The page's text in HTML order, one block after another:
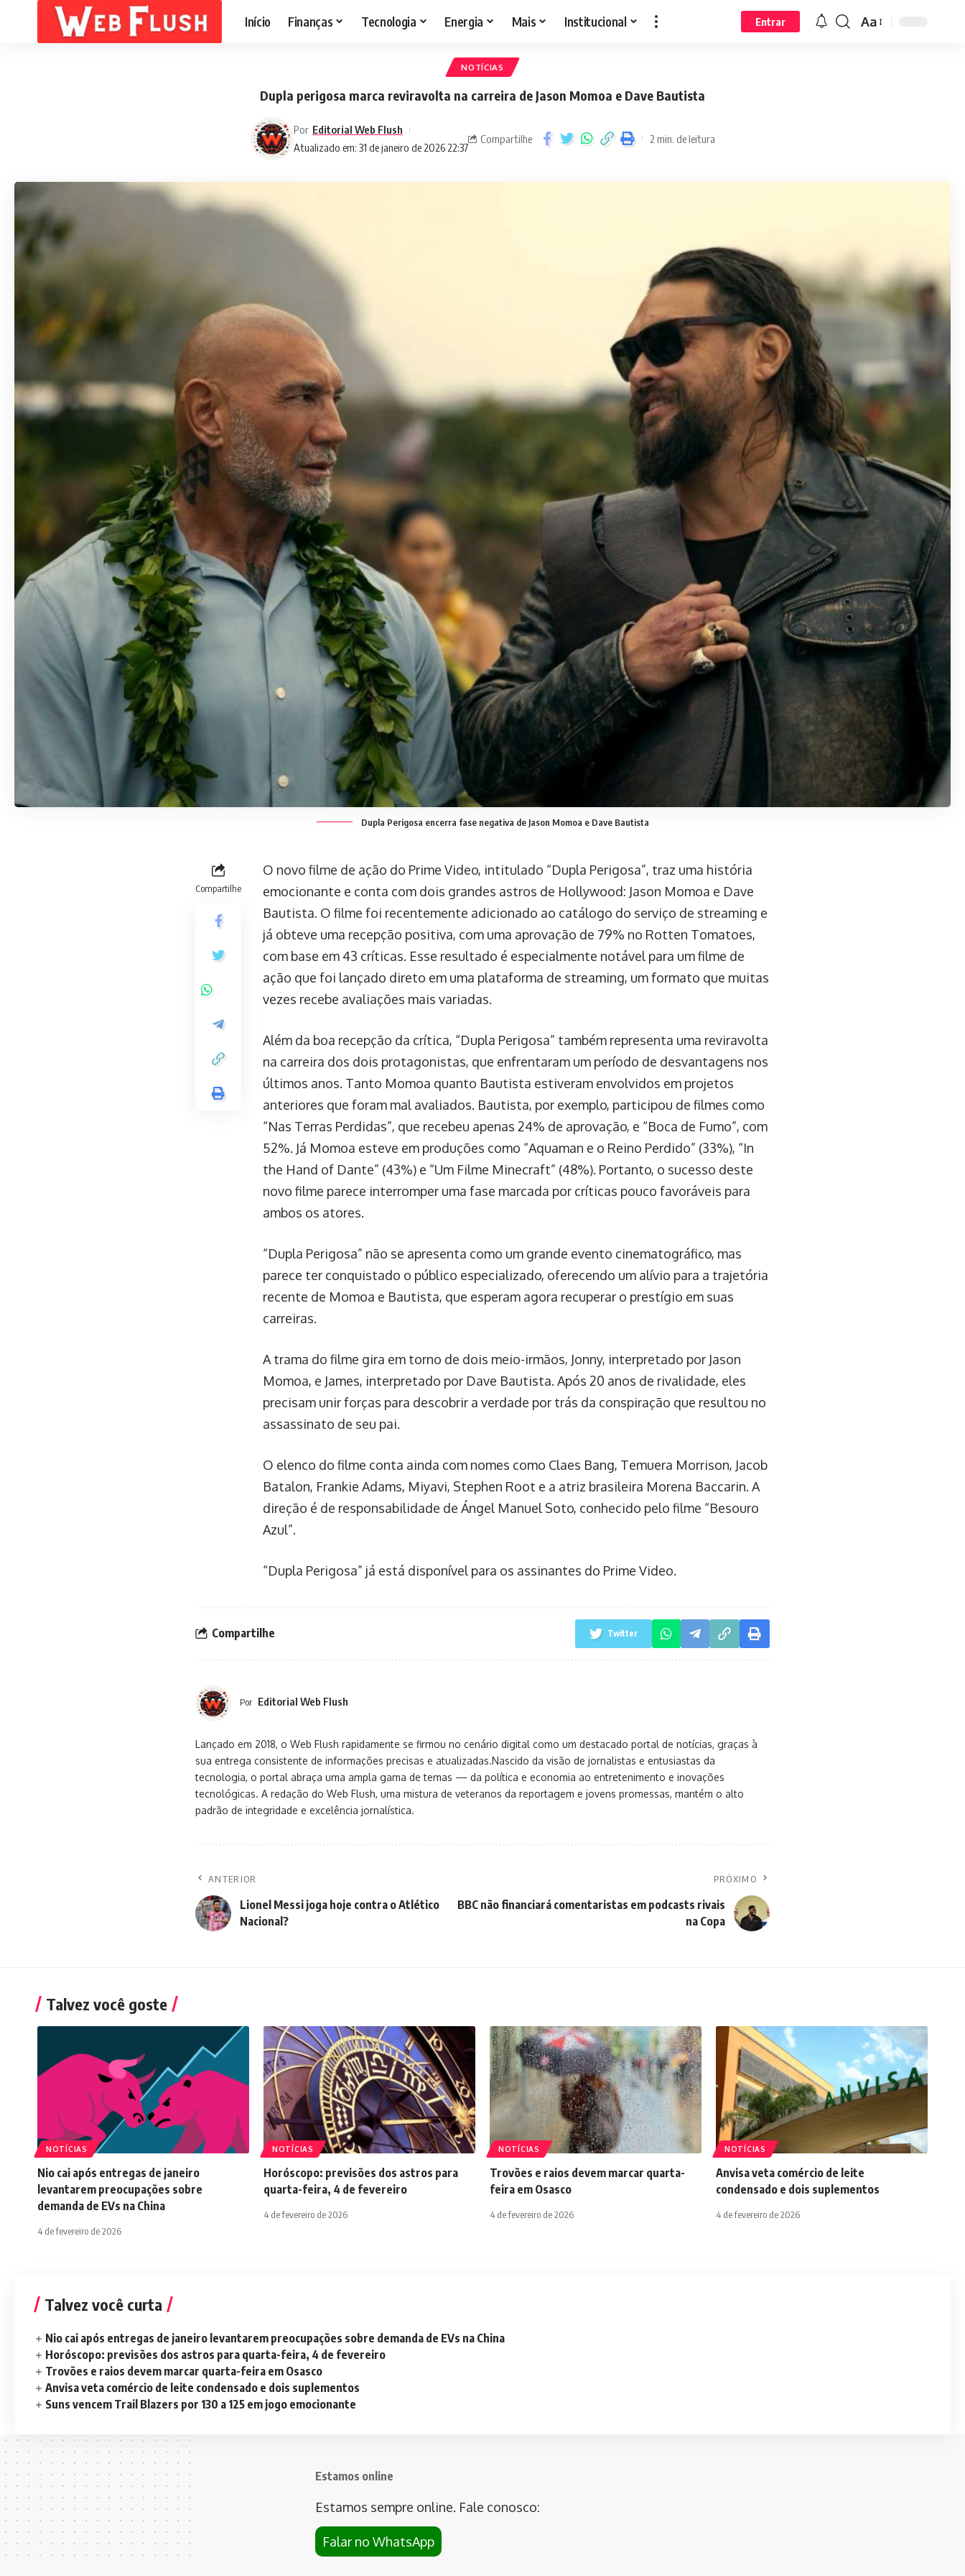
Início Finanças Tecnologia Energia Mais Institucional Entrar Aa
NOTÍCIAS
Dupla perigosa marca reviravolta na carreira de Jason Momoa e Dave Bautista
Atualizado em: 31 de janeiro de 2026 22:37
Por Editorial Web Flush
Compartilhe 2 min. de leitura
Dupla Perigosa encerra fase negativa de Jason Momoa e Dave Bautista
Compartilhe
O novo filme de ação do Prime Video, intitulado “Dupla Perigosa”, traz uma história
emocionante e conta com dois grandes astros de Hollywood: Jason Momoa e Dave
Bautista. O filme foi recentemente adicionado ao catálogo do serviço de streaming e
já obteve uma recepção positiva, com uma aprovação de 79% no Rotten Tomatoes,
com base em 43 críticas. Esse resultado é especialmente notável para um filme de
ação que foi lançado direto em uma plataforma de streaming, um formato que muitas
vezes recebe avaliações mais variadas.
Além da boa recepção da crítica, “Dupla Perigosa” também representa uma reviravolta
na carreira dos dois protagonistas, que enfrentaram um período de desvantagens nos
últimos anos. Tanto Momoa quanto Bautista estiveram envolvidos em projetos
anteriores que foram mal avaliados. Bautista, por exemplo, participou de filmes como
“Nas Terras Perdidas”, que recebeu apenas 24% de aprovação, e “Boca de Fumo”, com
52%. Já Momoa esteve em produções como “Aquaman e o Reino Perdido” (33%), “In
the Hand of Dante” (43%) e “Um Filme Minecraft” (48%). Portanto, o sucesso deste
novo filme parece interromper uma fase marcada por críticas pouco favoráveis para
ambos os atores.
“Dupla Perigosa” não se apresenta como um grande evento cinematográfico, mas
parece ter conquistado o público especializado, oferecendo um alívio para a trajetória
recente de Momoa e Bautista, que esperam agora recuperar o prestígio em suas
carreiras.
A trama do filme gira em torno de dois meio-irmãos, Jonny, interpretado por Jason
Momoa, e James, interpretado por Dave Bautista. Após 20 anos de rivalidade, eles
precisam unir forças para descobrir a verdade por trás da conspiração que resultou no
assassinato de seu pai.
O elenco do filme conta ainda com nomes como Claes Bang, Temuera Morrison, Jacob
Batalon, Frankie Adams, Miyavi, Stephen Root e a atriz brasileira Morena Baccarin. A
direção é de responsabilidade de Ángel Manuel Soto, conhecido pelo filme “Besouro
Azul”.
“Dupla Perigosa” já está disponível para os assinantes do Prime Video.
Compartilhe Twitter
Por Editorial Web Flush
Lançado em 2018, o Web Flush rapidamente se firmou no cenário digital como um destacado portal de notícias, graças à
sua entrega consistente de informações precisas e atualizadas.Nascido da visão de jornalistas e entusiastas da
tecnologia, o portal abraça uma ampla gama de temas — da política e economia ao entretenimento e inovações
tecnológicas. A redação do Web Flush, uma mistura de veteranos da reportagem e jovens promessas, mantém o alto
padrão de integridade e excelência jornalística.
ANTERIOR
Lionel Messi joga hoje contra o Atlético
Nacional?
PRÓXIMO
BBC não financiará comentaristas em podcasts rivais
na Copa
Talvez você goste
NOTÍCIAS
Nio cai após entregas de janeiro
levantarem preocupações sobre
demanda de EVs na China
4 de fevereiro de 2026
NOTÍCIAS
Horóscopo: previsões dos astros para
quarta-feira, 4 de fevereiro
4 de fevereiro de 2026
NOTÍCIAS
Trovões e raios devem marcar quarta-
feira em Osasco
4 de fevereiro de 2026
NOTÍCIAS
Anvisa veta comércio de leite
condensado e dois suplementos
4 de fevereiro de 2026
Talvez você curta
Nio cai após entregas de janeiro levantarem preocupações sobre demanda de EVs na China
Horóscopo: previsões dos astros para quarta-feira, 4 de fevereiro
Trovões e raios devem marcar quarta-feira em Osasco
Anvisa veta comércio de leite condensado e dois suplementos
Suns vencem Trail Blazers por 130 a 125 em jogo emocionante
Estamos online
Estamos sempre online. Fale conosco:
Falar no WhatsApp